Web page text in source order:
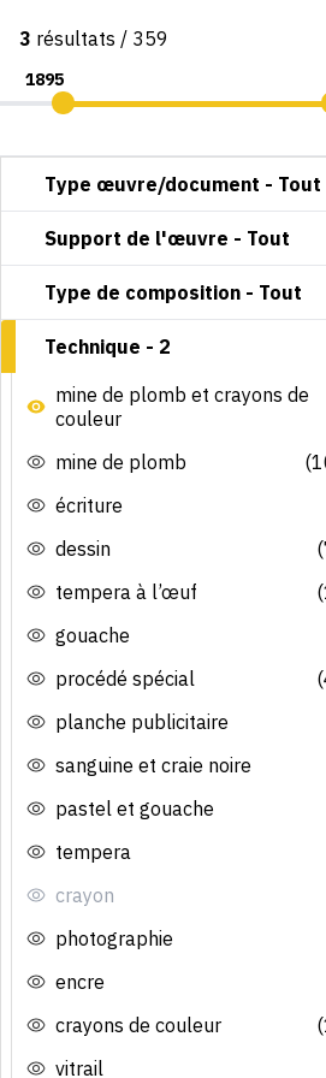
3 résultats / 359
Type œuvre/document - Tout
Support de l'œuvre - Tout
Type de composition - Tout
Technique - 2
mine de plomb et crayons de
couleur
mine de plomb
écriture
dessin
tempera à l’œuf
gouache
procédé spécial
planche publicitaire
sanguine et craie noire
pastel et gouache
tempera
crayon
photographie
encre
crayons de couleur
vitrail